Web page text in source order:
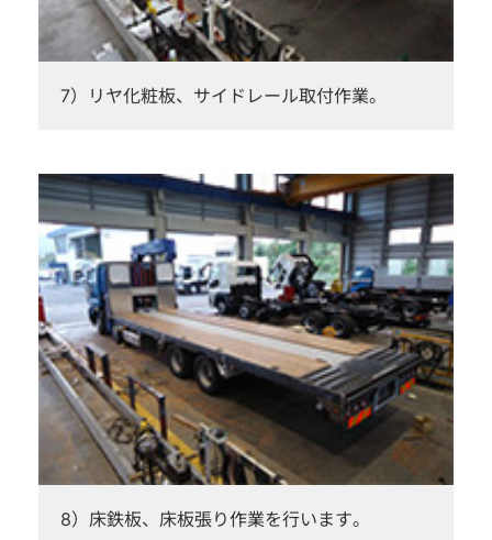
7）リヤ化粧板、サイドレール取付作業。
8）床鉄板、床板張り作業を行います。